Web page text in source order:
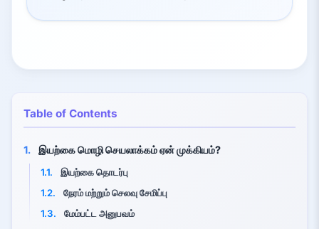
Table of Contents
1. இயற்கை மொழி செயலாக்கம் ஏன் முக்கியம்?
1.1.
இயற்கை தொடர்பு
1.2.
நேரம் மற்றும் செலவு சேமிப்பு
1.3.
மேம்பட்ட அனுபவம்